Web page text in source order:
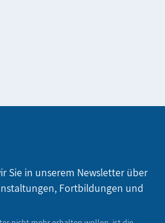
Sie in unserem Newsletter über
Fortbildungen und